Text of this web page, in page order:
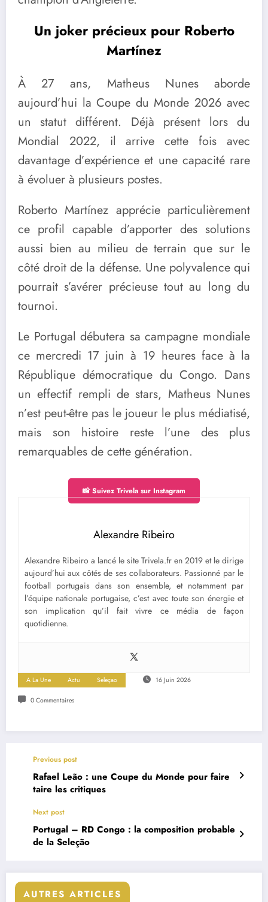
Un joker précieux pour Roberto
Martínez
À 27 ans, Matheus Nunes aborde
aujourd’hui la Coupe du Monde 2026 avec
un statut différent. Déjà présent lors du
Mondial 2022, il arrive cette fois avec
davantage d’expérience et une capacité rare
à évoluer à plusieurs postes.
Roberto Martínez apprécie particulièrement
ce profil capable d’apporter des solutions
aussi bien au milieu de terrain que sur le
côté droit de la défense. Une polyvalence qui
pourrait s’avérer précieuse tout au long du
tournoi.
Le Portugal débutera sa campagne mondiale
ce mercredi 17 juin à 19 heures face à la
République démocratique du Congo. Dans
un effectif rempli de stars, Matheus Nunes
n’est peut-être pas le joueur le plus médiatisé,
mais son histoire reste l’une des plus
remarquables de cette génération.
📸 Suivez Trivela sur Instagram
Alexandre Ribeiro
Alexandre Ribeiro a lancé le site Trivela.fr en 2019 et le dirige
aujourd’hui aux côtés de ses collaborateurs. Passionné par le
football portugais dans son ensemble, et notamment par
l’équipe nationale portugaise, c’est avec toute son énergie et
son implication qu’il fait vivre ce média de façon
quotidienne.
A La Une Actu Seleçao 16 Juin 2026
0 Commentaires
Previous post
Rafael Leão : une Coupe du Monde pour faire
taire les critiques
Next post
Portugal – RD Congo : la composition probable
de la Seleção
AUTRES ARTICLES